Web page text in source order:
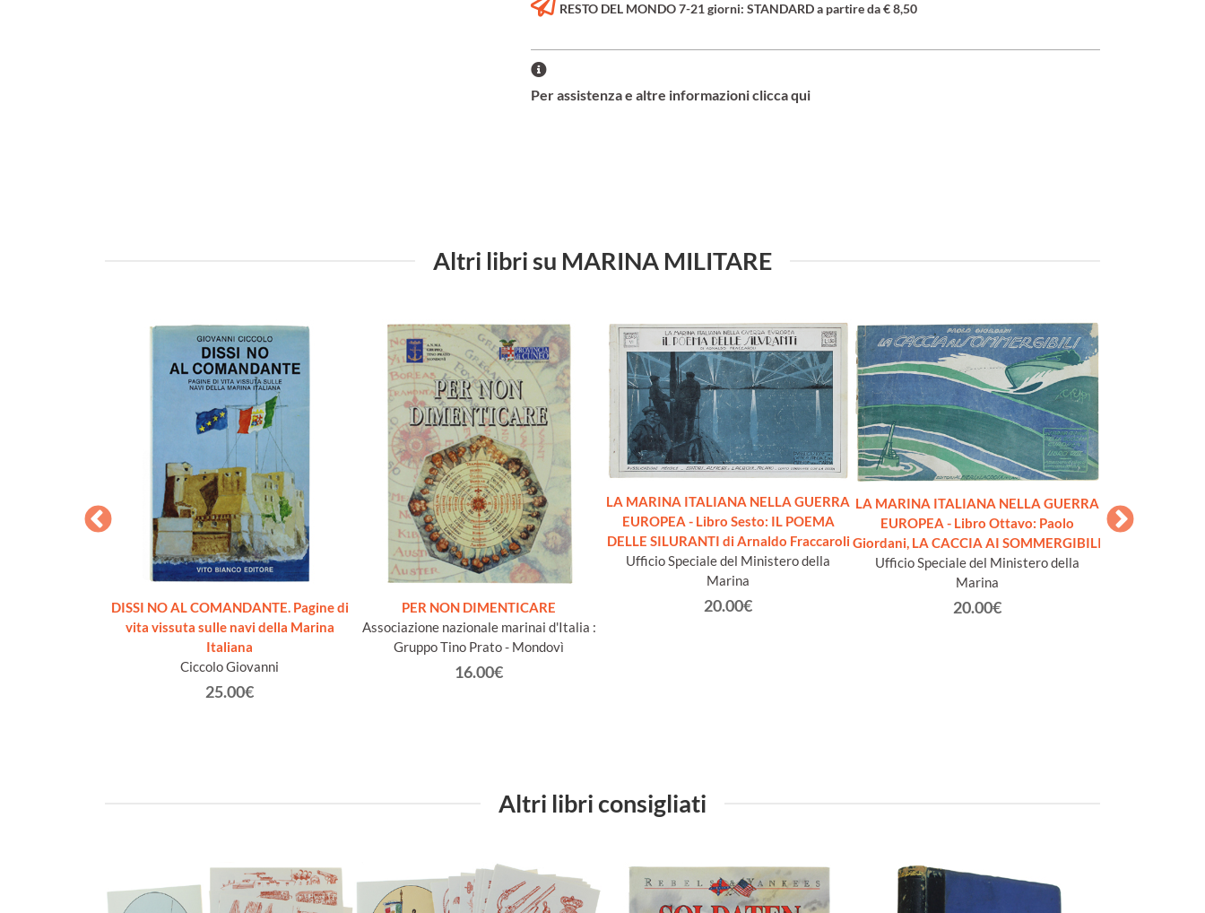
RESTO DEL MONDO 7-21 giorni: STANDARD a partire da € 8,50
Per assistenza e altre informazioni clicca qui
Altri libri su MARINA MILITARE
DISSI NO AL COMANDANTE. Pagine di
vita vissuta sulle navi della Marina
Italiana
Ciccolo Giovanni
25.00€
PER NON DIMENTICARE
Associazione nazionale marinai d'Italia :
Gruppo Tino Prato - Mondovì
16.00€
LA MARINA ITALIANA NELLA GUERRA
EUROPEA - Libro Sesto: IL POEMA
DELLE SILURANTI di Arnaldo Fraccaroli
Ufficio Speciale del Ministero della
Marina
20.00€
LA MARINA ITALIANA NELLA GUERRA
EUROPEA - Libro Ottavo: Paolo
Giordani, LA CACCIA AI SOMMERGIBILI
Ufficio Speciale del Ministero della
Marina
20.00€
LA MARINA
EUROPEA -
Altri libri consigliati